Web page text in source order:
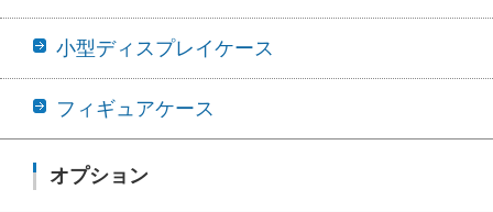
小型ディスプレイケース
フィギュアケース
オプション